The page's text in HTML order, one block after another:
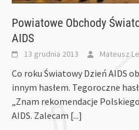
Powiatowe Obchody
AIDS
13 grudnia 2013 Mateusz
Co roku Światowy Dzień AIDS
innym hasłem. Tegoroczne
„Znam rekomendacje
AIDS. Zalecam [...]